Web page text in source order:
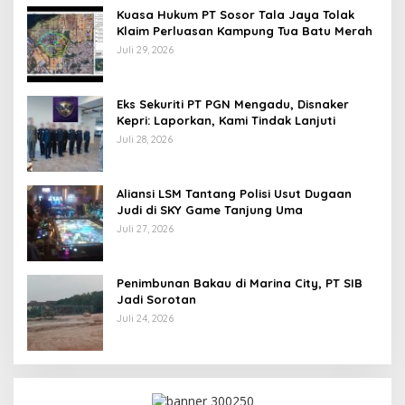
Kuasa Hukum PT Sosor Tala Jaya Tolak
Klaim Perluasan Kampung Tua Batu Merah
Juli 29, 2026
Eks Sekuriti PT PGN Mengadu, Disnaker
Kepri: Laporkan, Kami Tindak Lanjuti
Juli 28, 2026
Aliansi LSM Tantang Polisi Usut Dugaan
Judi di SKY Game Tanjung Uma
Juli 27, 2026
Penimbunan Bakau di Marina City, PT SIB
Jadi Sorotan
Juli 24, 2026